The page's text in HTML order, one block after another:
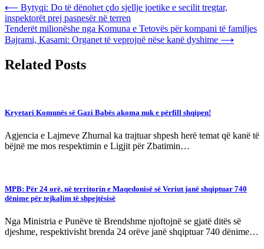
Post
navigation
⟵ Bytyqi: Do të dënohet çdo sjellje joetike e secilit tregtar,
inspektorët prej pasnesër në terren
Tenderët milionëshe nga Komuna e Tetovës për kompani të familjes
Bajrami, Kasami: Organet të veprojnë nëse kanë dyshime ⟶
Related Posts
Kryetari Komunës së Gazi Babës akoma nuk e përfill shqipen!
Agjencia e Lajmeve Zhurnal ka trajtuar shpesh herë temat që kanë të
bëjnë me mos respektimin e Ligjit për Zbatimin…
MPB: Për 24 orë, në territorin e Maqedonisë së Veriut janë shqiptuar 740
dënime për tejkalim të shpejtësisë
Nga Ministria e Punëve të Brendshme njoftojnë se gjatë ditës së
djeshme, respektivisht brenda 24 orëve janë shqiptuar 740 dënime…